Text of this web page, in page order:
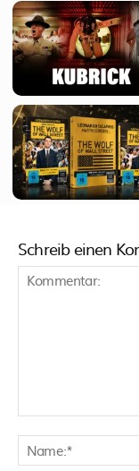
Schreib einen